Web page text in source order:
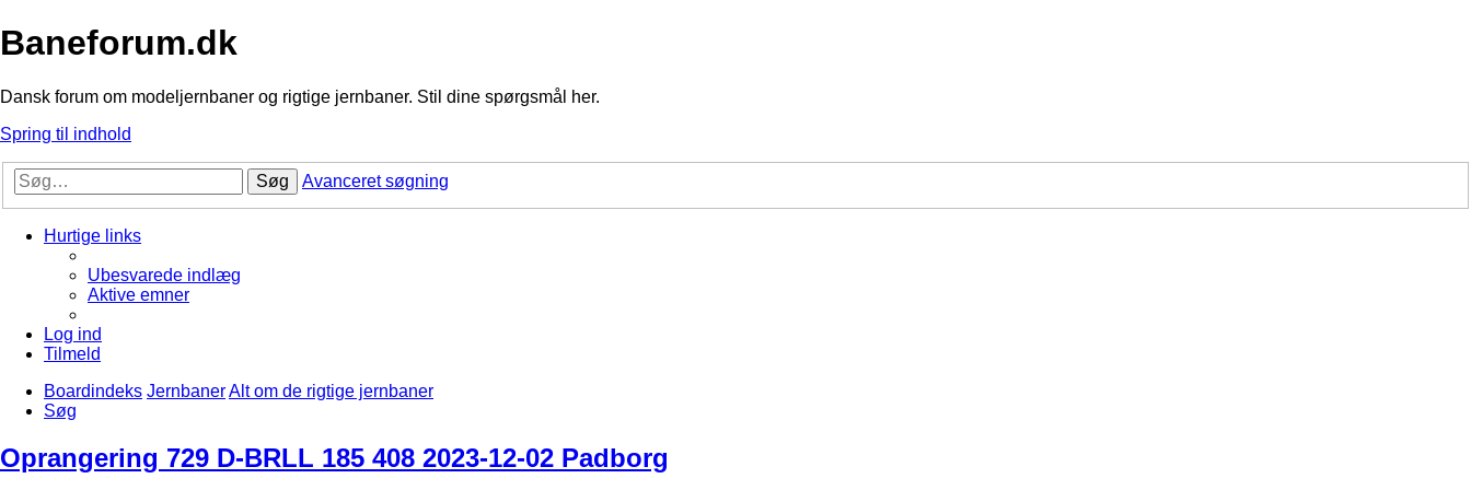
Baneforum.dk
Dansk forum om modeljernbaner og rigtige jernbaner. Stil dine spørgsmål her.
Spring til indhold
Søg Avanceret søgning
Hurtige links
Ubesvarede indlæg
Aktive emner
Log ind
Tilmeld
Boardindeks JernbanerAlt om de rigtige jernbaner
Søg
Oprangering 729 D-BRLL 185 408 2023-12-02 Padborg